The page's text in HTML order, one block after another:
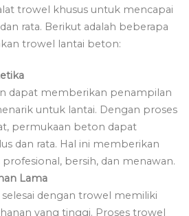
trowel khusus untuk mencapai
rata. Berikut adalah beberapa
trowel lantai beton:
dapat memberikan penampilan
untuk lantai. Dengan proses
permukaan beton dapat
dan rata. Hal ini memberikan
bersih, dan menawan.
Lama
dengan trowel memiliki
yang tinggi. Proses trowel